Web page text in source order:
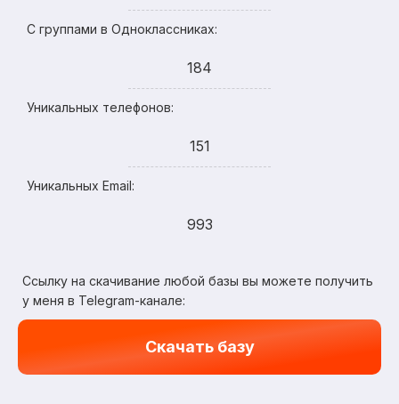
С группами в Одноклассниках:
184
Уникальных телефонов:
151
Уникальных Email:
993
Ссылку на скачивание любой базы вы можете получить
у меня в Telegram-канале:
Скачать базу